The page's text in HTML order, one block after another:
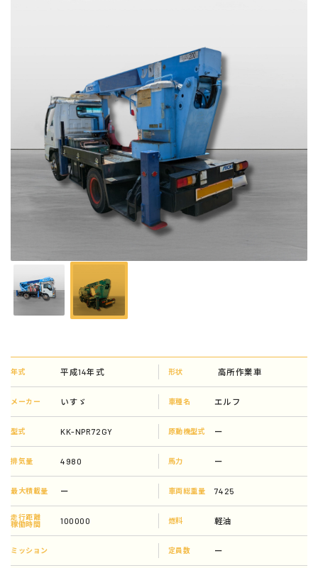
年式 平成14年式 形状 高所作業車
メーカー いすゞ 車種名 エルフ
型式 KK-NPR72GY 原動機型式 ー
排気量 4980 馬力 ー
最大積載量 ー 車両総重量 7425
走行距離
稼働時間
100000 燃料 軽油
ミッション 定員数 ー